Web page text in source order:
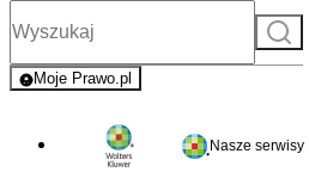
Szukaj
Moje Prawo.pl
- rejestracja i logowanie do serwisu
Nasze serwisy